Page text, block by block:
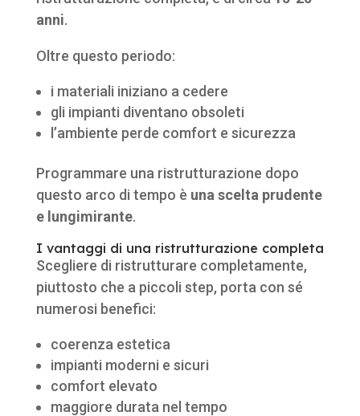
anni.
Oltre questo periodo:
i materiali iniziano a cedere
gli impianti diventano obsoleti
l’ambiente perde comfort e sicurezza
Programmare una ristrutturazione dopo
questo arco di tempo è una scelta prudente
e lungimirante.
I vantaggi di una ristrutturazione completa
Scegliere di ristrutturare completamente,
piuttosto che a piccoli step, porta con sé
numerosi benefici:
coerenza estetica
impianti moderni e sicuri
comfort elevato
maggiore durata nel tempo